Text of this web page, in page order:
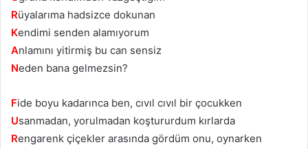
Rüyalarıma hadsizce dokunan
Kendimi senden alamıyorum
Anlamını yitirmiş bu can sensiz
Neden bana gelmezsin?
Fide boyu kadarınca ben, cıvıl cıvıl bir çocukken
Usanmadan, yorulmadan koştururdum kırlarda
Rengarenk çiçekler arasında gördüm onu, oynarken